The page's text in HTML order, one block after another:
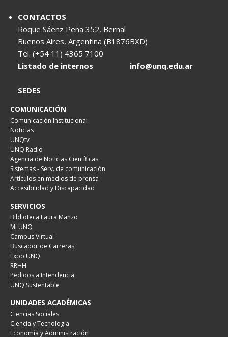
CONTACTOS
Roque Sáenz Peña 352, Bernal
Buenos Aires, Argentina (B1876BXD)
Tel. (+54 11) 4365 7100
Listado de internos
info@unq.edu.ar
SEDES
COMUNICACIÓN
Comunicación Institucional
Noticias
UNQtv
UNQ Radio
Agencia de Noticias Científicas
Sistemas - Serv. de comunicación
Artículos en medios de prensa
Accesibilidad y Discapacidad
SERVICIOS
Biblioteca Laura Manzo
Mi UNQ
Campus Virtual
Buscador de Carreras
Expo UNQ
RRHH
Pedidos a Intendencia
UNQ Sustentable
UNIDADES ACADÉMICAS
Ciencias Sociales
Ciencia y Tecnología
Economía y Administración